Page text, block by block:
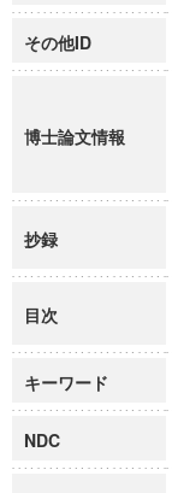
その他ID
博士論文情報
抄録
目次
キーワード
NDC